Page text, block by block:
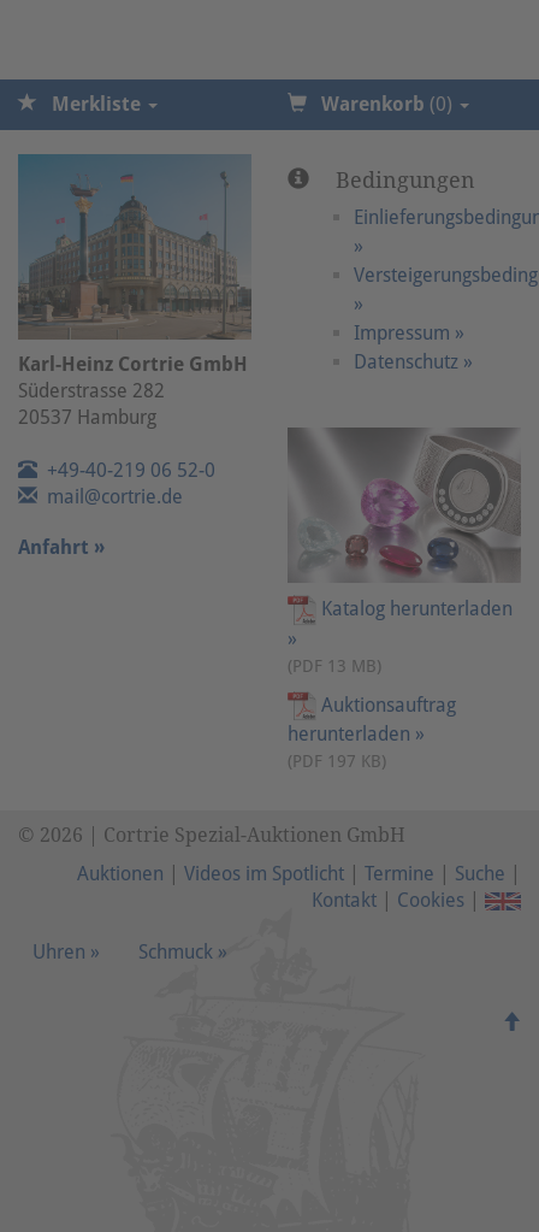
Merkliste Warenkorb (0)
Karl-Heinz Cortrie GmbH
Süderstrasse 282
20537 Hamburg
+49-40-219 06 52-0
mail@cortrie.de
Anfahrt »
Bedingungen
»
»
Impressum »
Datenschutz »
Katalog herunterladen
»
(PDF 13 MB)
Auktionsauftrag
herunterladen »
(PDF 197 KB)
© 2026 | Cortrie Spezial-Auktionen GmbH
Auktionen
Videos im Spotlicht Termine Suche
Kontakt
Cookies
Uhren » Schmuck »